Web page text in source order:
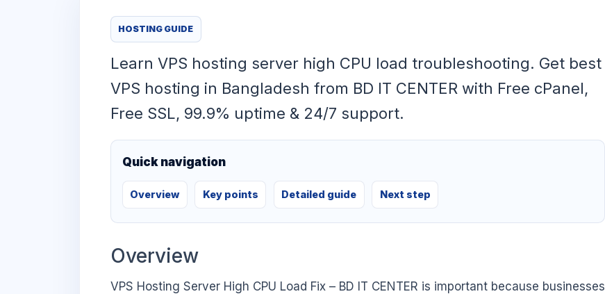
HOSTING GUIDE
Learn VPS hosting server high CPU load troubleshooting. Get best
VPS hosting in Bangladesh from BD IT CENTER with Free cPanel,
Free SSL, 99.9% uptime & 24/7 support.
Quick navigation
Overview Key points Detailed guide Next step
Overview
VPS Hosting Server High CPU Load Fix – BD IT CENTER is important because businesses